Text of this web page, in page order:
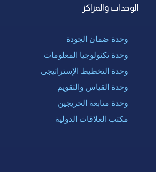
الوحدات والمراكز
وحدة ضمان الجودة
وحدة تكنولوجيا المعلومات
وحدة التخطيط الإستراتيجى
وحدة القياس والتقويم
وحدة متابعة الخريجين
مكتب العلاقات الدولية